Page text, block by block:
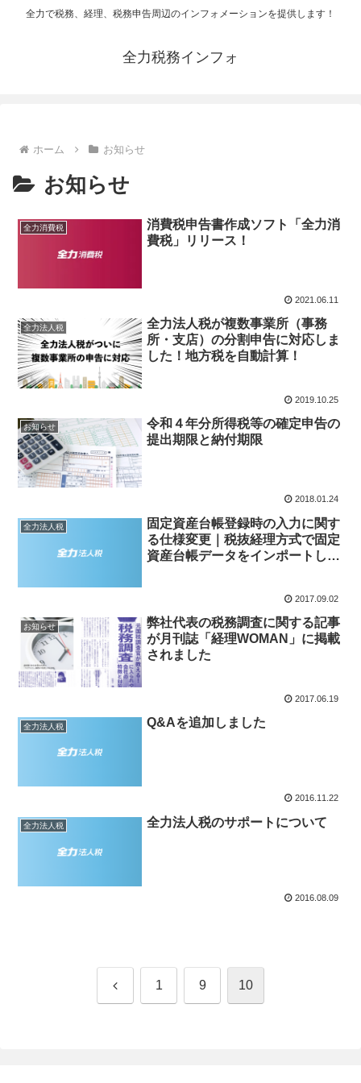
全力で税務、経理、税務申告周辺のインフォメーションを提供します！
全力税務インフォ
ホーム お知らせ
お知らせ
全力消費税
消費税申告書作成ソフト「全力消
費税」リリース！
2021.06.11
全力法人税
全力法人税が複数事業所（事務
所・支店）の分割申告に対応しま
した！地方税を自動計算！
2019.10.25
お知らせ
令和４年分所得税等の確定申告の
提出期限と納付期限
2018.01.24
全力法人税
固定資産台帳登録時の入力に関す
る仕様変更｜税抜経理方式で固定
資産台帳データをインポートして
2017.09.02
お知らせ
弊社代表の税務調査に関する記事
が月刊誌「経理WOMAN」に掲載
されました
2017.06.19
全力法人税 Q&Aを追加しました
2016.11.22
全力法人税 全力法人税のサポートについて
2016.08.09
前 1 9 10